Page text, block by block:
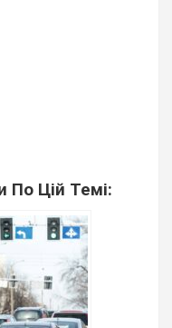
По Цій Темі: